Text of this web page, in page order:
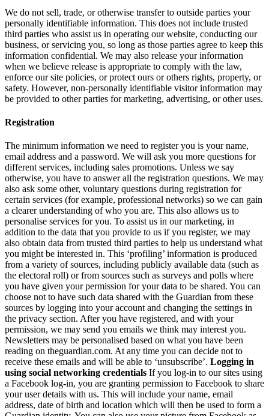
We do not sell, trade, or otherwise transfer to outside parties your
personally identifiable information. This does not include trusted
third parties who assist us in operating our website, conducting our
business, or servicing you, so long as those parties agree to keep this
information confidential. We may also release your information
when we believe release is appropriate to comply with the law,
enforce our site policies, or protect ours or others rights, property, or
safety. However, non-personally identifiable visitor information may
be provided to other parties for marketing, advertising, or other uses.
Registration
The minimum information we need to register you is your name,
email address and a password. We will ask you more questions for
different services, including sales promotions. Unless we say
otherwise, you have to answer all the registration questions. We may
also ask some other, voluntary questions during registration for
certain services (for example, professional networks) so we can gain
a clearer understanding of who you are. This also allows us to
personalise services for you. To assist us in our marketing, in
addition to the data that you provide to us if you register, we may
also obtain data from trusted third parties to help us understand what
you might be interested in. This ‘profiling’ information is produced
from a variety of sources, including publicly available data (such as
the electoral roll) or from sources such as surveys and polls where
you have given your permission for your data to be shared. You can
choose not to have such data shared with the Guardian from these
sources by logging into your account and changing the settings in
the privacy section. After you have registered, and with your
permission, we may send you emails we think may interest you.
Newsletters may be personalised based on what you have been
reading on theguardian.com. At any time you can decide not to
receive these emails and will be able to ‘unsubscribe’. Logging in
using social networking credentials If you log-in to our sites using
a Facebook log-in, you are granting permission to Facebook to share
your user details with us. This will include your name, email
address, date of birth and location which will then be used to form a